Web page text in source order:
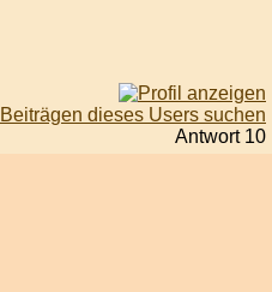
Antwort 10